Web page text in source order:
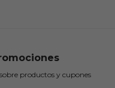
productos y cupones